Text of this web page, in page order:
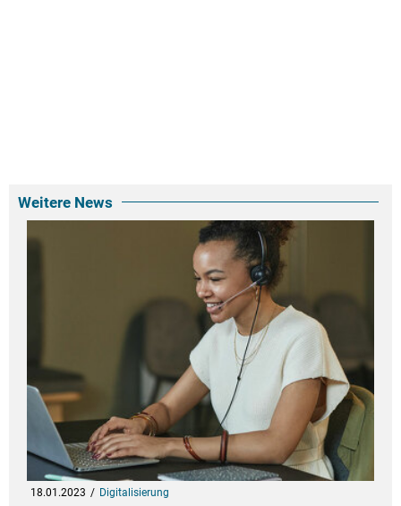
Weitere News
18.01.2023 Digitalisierung